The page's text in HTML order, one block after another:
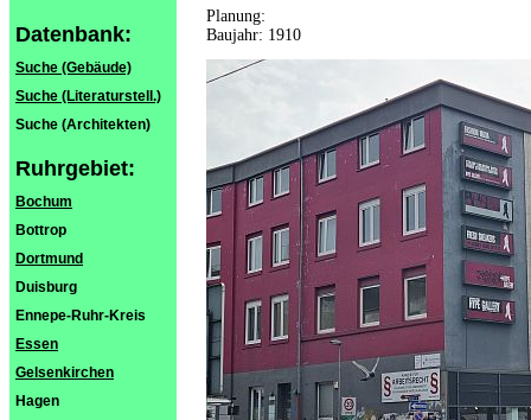
Datenbank:
Suche (Gebäude)
Suche (Literaturstell.)
Suche (Architekten)
Ruhrgebiet:
Bochum
Bottrop
Dortmund
Duisburg
Ennepe-Ruhr-Kreis
Essen
Gelsenkirchen
Hagen
Planung:
Baujahr: 1910